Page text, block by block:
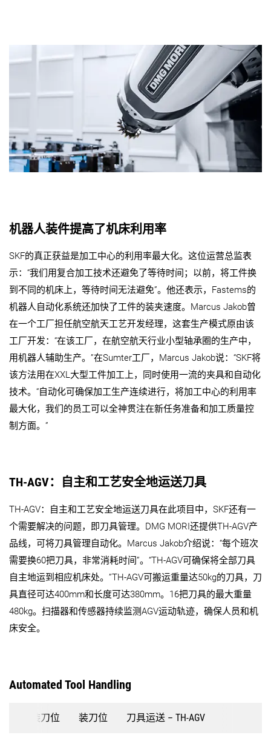
机器人装件提高了机床利用率
SKF的真正获益是加工中心的利用率最大化。这位运营总监表
示：“我们用复合加工技术还避免了等待时间；以前，将工件换
到不同的机床上，等待时间无法避免”。他还表示，Fastems的
机器人自动化系统还加快了工件的装夹速度。Marcus Jakob曾
在一个工厂担任航空航天工艺开发经理，这套生产模式原由该
工厂开发：“在该工厂，在航空航天行业小型轴承圈的生产中，
用机器人辅助生产。”在Sumter工厂，Marcus Jakob说：“SKF将
该方法用在XXL大型工件加工上，同时使用一流的夹具和自动化
技术。“自动化可确保加工生产连续进行，将加工中心的利用率
最大化，我们的员工可以全神贯注在新任务准备和加工质量控
制方面。”
TH-AGV：自主和工艺安全地运送刀具
TH-AGV：自主和工艺安全地运送刀具在此项目中，SKF还有一
个需要解决的问题，即刀具管理。DMG MORI还提供TH-AGV产
品线，可将刀具管理自动化。Marcus Jakob介绍说：“每个班次
需要换60把刀具，非常消耗时间”。“TH-AGV可确保将全部刀具
自主地运到相应机床处。”TH-AGV可搬运重量达50kg的刀具，刀
具直径可达400mm和长度可达380mm。16把刀具的最大重量
480kg。扫描器和传感器持续监测AGV运动轨迹，确保人员和机
床安全。
Automated Tool Handling
装刀位 装刀位 刀具运送 – TH-AGV